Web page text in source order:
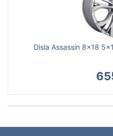
Disla Assassin 8x18